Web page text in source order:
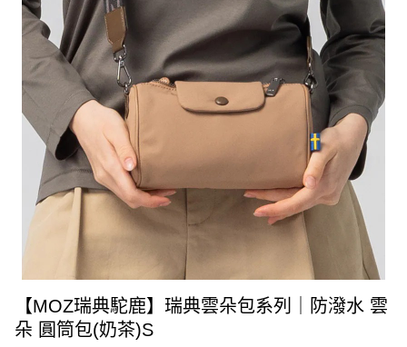
【MOZ瑞典駝鹿】瑞典雲朵包系列｜防潑水 雲
朵 圓筒包(奶茶)S